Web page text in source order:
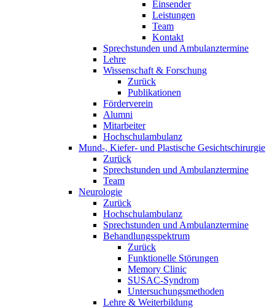
Einsender
Leistungen
Team
Kontakt
Sprechstunden und Ambulanztermine
Lehre
Wissenschaft & Forschung
Zurück
Publikationen
Förderverein
Alumni
Mitarbeiter
Hochschulambulanz
Mund-, Kiefer- und Plastische Gesichtschirurgie
Zurück
Sprechstunden und Ambulanztermine
Team
Neurologie
Zurück
Hochschulambulanz
Sprechstunden und Ambulanztermine
Behandlungsspektrum
Zurück
Funktionelle Störungen
Memory Clinic
SUSAC-Syndrom
Untersuchungsmethoden
Lehre & Weiterbildung